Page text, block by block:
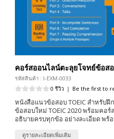
คอร์สออนไลน์ตะลุยโจทย์ข้อส
รหัสสินค้า : I-EXM-0033
0 รีวิว | Be the first to
หนังสือแนวข้อสอบ TOEIC สำหรับ
ข้อสอบใหม่ TOEIC 2020 พร้อมคอ
อธิบายครบทุกข้อ อย่างละเอียด พ
ดูรายละเอียดเพิ่มเติม